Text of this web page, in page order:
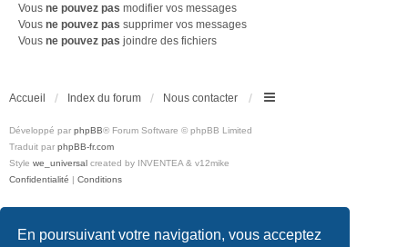
En poursuivant votre navigation, vous acceptez
Vous ne pouvez pas modifier vos messages
Vous ne pouvez pas supprimer vos messages
Vous ne pouvez pas joindre des fichiers
Accueil Index du forum Nous contacter
Développé par phpBB® Forum Software © phpBB Limited
Traduit par phpBB-fr.com
Style we_universal created by INVENTEA & v12mike
Confidentialité | Conditions